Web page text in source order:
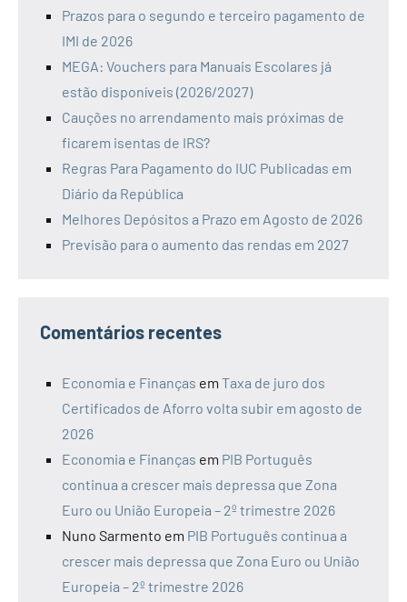
Prazos para o segundo e terceiro pagamento de
IMI de 2026
MEGA: Vouchers para Manuais Escolares já
estão disponíveis (2026/2027)
Cauções no arrendamento mais próximas de
ficarem isentas de IRS?
Regras Para Pagamento do IUC Publicadas em
Diário da República
Melhores Depósitos a Prazo em Agosto de 2026
Previsão para o aumento das rendas em 2027
Comentários recentes
Economia e Finanças em Taxa de juro dos
Certificados de Aforro volta subir em agosto de
2026
Economia e Finanças em PIB Português
continua a crescer mais depressa que Zona
Euro ou União Europeia – 2º trimestre 2026
Nuno Sarmento em PIB Português continua a
crescer mais depressa que Zona Euro ou União
Europeia – 2º trimestre 2026